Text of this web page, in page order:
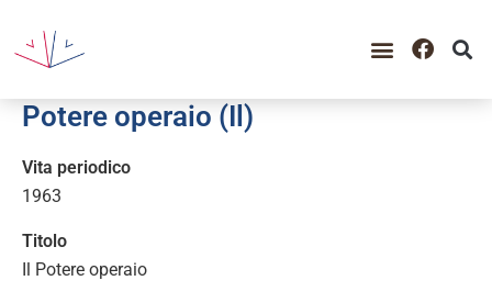
Potere operaio (Il)
Vita periodico
1963
Titolo
Il Potere operaio